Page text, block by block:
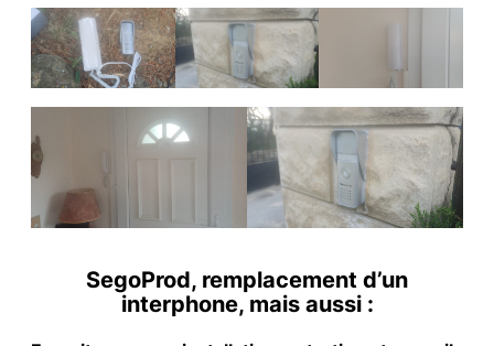
SegoProd, remplacement d’un
interphone, mais aussi :